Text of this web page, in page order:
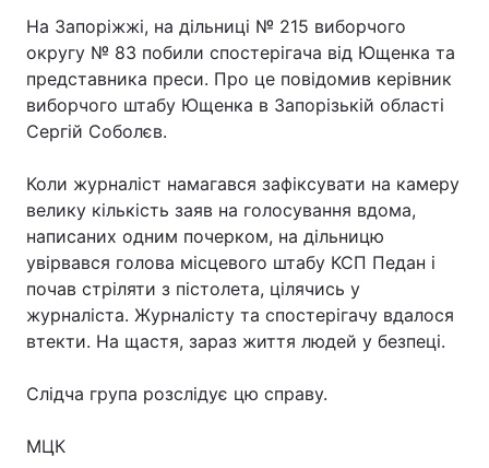
На Запоріжжі, на дільниці № 215 виборчого
округу № 83 побили спостерігача від Ющенка та
представника преси. Про це повідомив керівник
виборчого штабу Ющенка в Запорізькій області
Сергій Соболєв.
Коли журналіст намагався зафіксувати на камеру
велику кількість заяв на голосування вдома,
написаних одним почерком, на дільницю
увірвався голова місцевого штабу КСП Педан і
почав стріляти з пістолета, цілячись у
журналіста. Журналісту та спостерігачу вдалося
втекти. На щастя, зараз життя людей у безпеці.
Слідча група розслідує цю справу.
МЦК